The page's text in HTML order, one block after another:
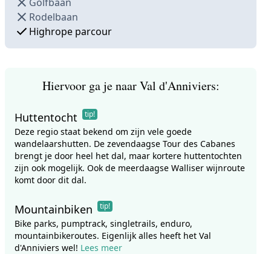
Rodelbaan
Highrope parcour
Hiervoor ga je naar Val d'Anniviers:
Huttentocht tip!
Deze regio staat bekend om zijn vele goede
wandelaarshutten. De zevendaagse Tour des Cabanes
brengt je door heel het dal, maar kortere huttentochten
zijn ook mogelijk. Ook de meerdaagse Walliser wijnroute
komt door dit dal.
Mountainbiken tip!
Bike parks, pumptrack, singletrails, enduro,
mountainbikeroutes. Eigenlijk alles heeft het Val
d'Anniviers wel! Lees meer